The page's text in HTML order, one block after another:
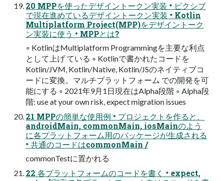
20 MPPを使ったデザイントークン実装 • ピクシブ
で現在進めているデザイントークン実装 • Kotlin
Multiplatform Project(MPP)をデザイントーク
ン実装に使う • MPPとは?
◦ KotlinはMultiplatform Programmingを主要な利点
として上げ ている ◦ Kotlinで書かれたコードを
Kotlin/JVM, Kotlin/Native, Kotlin/JSのネイティブコ
ードに変換。マルチプラットフォーム での開発を可
能にする ◦ 2021年9月1日現在はAlpha段階 ◦ Alpha段
階: use at your own risk, expect migration issues
21 MPPの簡単な使用例 • プロジェクトを作ると、
androidMain, commonMain, iosMainのよう
に各プラットフォーム用のパッケージが生成される
• 共通のコードはcommonMain /
commonTestに置かれる
22 各プラットフォームのコードを書く • expect,